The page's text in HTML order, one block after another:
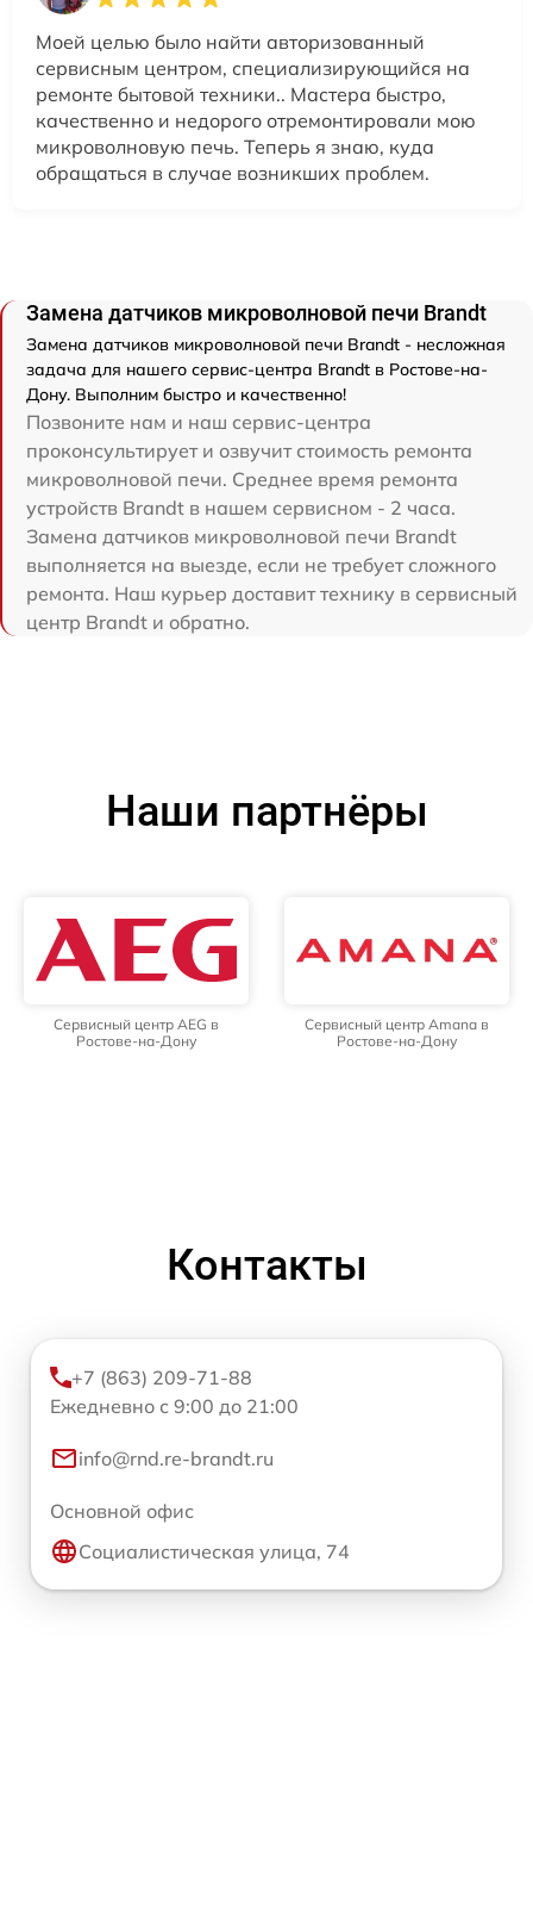
Моей целью было найти авторизованный
сервисным центром, специализирующийся на
ремонте бытовой техники.. Мастера быстро,
качественно и недорого отремонтировали мою
микроволновую печь. Теперь я знаю, куда
обращаться в случае возникших проблем.
Замена датчиков микроволновой печи Brandt
Замена датчиков микроволновой печи Brandt - несложная
задача для нашего сервис-центра Brandt в Ростове-на-
Дону. Выполним быстро и качественно!
Позвоните нам и наш сервис-центра
проконсультирует и озвучит стоимость ремонта
микроволновой печи. Среднее время ремонта
устройств Brandt в нашем сервисном - 2 часа.
Замена датчиков микроволновой печи Brandt
выполняется на выезде, если не требует сложного
ремонта. Наш курьер доставит технику в сервисный
центр Brandt и обратно.
Наши партнёры
Сервисный центр AEG в
Ростове-на-Дону
Сервисный центр Amana в
Ростове-на-Дону
Контакты
+7 (863) 209-71-88
Ежедневно с 9:00 до 21:00
info@rnd.re-brandt.ru
Основной офис
Социалистическая улица, 74